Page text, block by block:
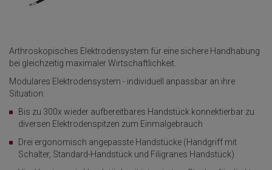
Arthroskopisches Elektrodensystem für eine sichere Handhabung
bei gleichzeitig maximaler Wirtschaftlichkeit.
Modulares Elektrodensystem - individuell anpassbar an ihre
Situation:
Bis zu 300x wieder aufbereitbares Handstück konnektierbar zu
diversen Elektrodenspitzen zum Einmalgebrauch
Drei ergonomisch angepasste Handstücke (Handgriff mit
Schalter, Standard-Handstück und Filigranes Handstück)